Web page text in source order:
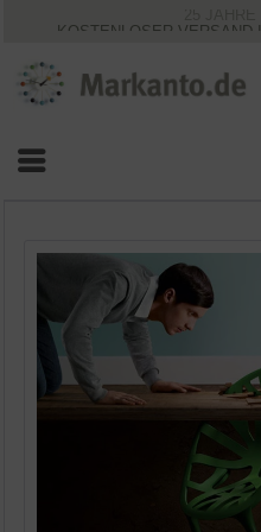
KOSTENLOSER VERSAND
VIELFÄLTIGE